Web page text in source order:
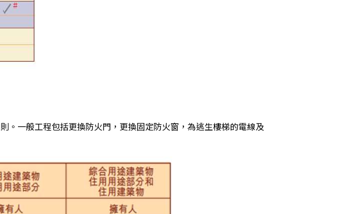
。一般工程包括更換防火門，更換固定防火窗，為逃生樓梯的電線及